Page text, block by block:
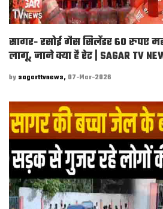
सागर- रसोई गैस सिलेंडर 60 रुपए
लागू, जाने क्या है रेट | SAGAR TV
by sagarttvnews, 07-Mar-2026